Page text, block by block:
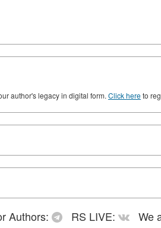
author's legacy in digital form. Click hereto
Authors: RS LIVE:
We